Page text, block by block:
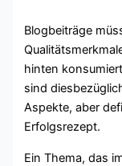
Blogbeiträge
hinten
sind
Aspekte, aber
Erfolgsrezept.
Ein Thema, das